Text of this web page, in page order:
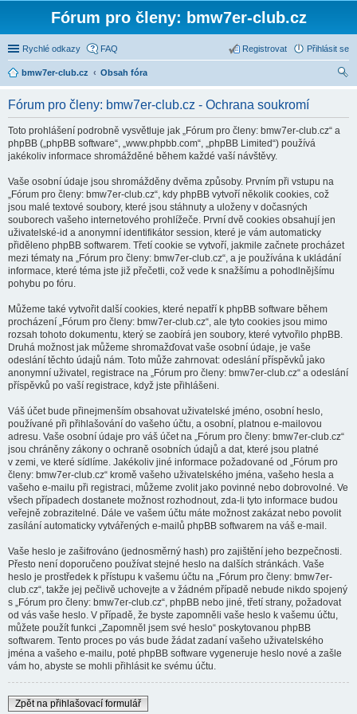
Fórum pro členy: bmw7er-club.cz
Rychlé odkazy FAQ Přihlásit se
Registrovat
bmw7er-club.cz
Obsah fóra
Fórum pro členy: bmw7er-club.cz - Ochrana soukromí
Toto prohlášení podrobně vysvětluje jak „Fórum pro členy: bmw7er-club.cz“ a
phpBB („phpBB software“, „www.phpbb.com“, „phpBB Limited“) používá
jakékoliv informace shromážděné během každé vaší návštěvy.
Vaše osobní údaje jsou shromážděny dvěma způsoby. Prvním při vstupu na
„Fórum pro členy: bmw7er-club.cz“, kdy phpBB vytvoří několik cookies, což
jsou malé textové soubory, které jsou stáhnuty a uloženy v dočasných
souborech vašeho internetového prohlížeče. První dvě cookies obsahují jen
uživatelské-id a anonymní identifikátor session, které je vám automaticky
přiděleno phpBB softwarem. Třetí cookie se vytvoří, jakmile začnete procházet
mezi tématy na „Fórum pro členy: bmw7er-club.cz“, a je používána k ukládání
informace, které téma jste již přečetli, což vede k snažšímu a pohodlnějšímu
pohybu po fóru.
Můžeme také vytvořit další cookies, které nepatří k phpBB software během
procházení „Fórum pro členy: bmw7er-club.cz“, ale tyto cookies jsou mimo
rozsah tohoto dokumentu, který se zaobírá jen soubory, které vytvořilo phpBB.
Druhá možnost jak můžeme shromažďovat vaše osobní údaje, je vaše
odeslání těchto údajů nám. Toto může zahrnovat: odeslání příspěvků jako
anonymní uživatel, registrace na „Fórum pro členy: bmw7er-club.cz“ a odeslání
příspěvků po vaší registrace, když jste přihlášeni.
Váš účet bude přinejmenším obsahovat uživatelské jméno, osobní heslo,
používané při přihlašování do vašeho účtu, a osobní, platnou e-mailovou
adresu. Vaše osobní údaje pro váš účet na „Fórum pro členy: bmw7er-club.cz“
jsou chráněny zákony o ochraně osobních údajů a dat, které jsou platné
v zemi, ve které sídlíme. Jakékoliv jiné informace požadované od „Fórum pro
členy: bmw7er-club.cz“ kromě vašeho uživatelského jména, vašeho hesla a
vašeho e-mailu při registraci, můžeme zvolit jako povinné nebo dobrovolné. Ve
všech případech dostanete možnost rozhodnout, zda-li tyto informace budou
veřejně zobrazitelné. Dále ve vašem účtu máte možnost zakázat nebo povolit
zasílání automaticky vytvářených e-mailů phpBB softwarem na váš e-mail.
Vaše heslo je zašifrováno (jednosměrný hash) pro zajištění jeho bezpečnosti.
Přesto není doporučeno používat stejné heslo na dalších stránkách. Vaše
heslo je prostředek k přístupu k vašemu účtu na „Fórum pro členy: bmw7er-
club.cz“, takže jej pečlivě uchovejte a v žádném případě nebude nikdo spojený
s „Fórum pro členy: bmw7er-club.cz“, phpBB nebo jiné, třetí strany, požadovat
od vás vaše heslo. V případě, že byste zapomněli vaše heslo k vašemu účtu,
můžete použít funkci „Zapomněl jsem své heslo“ poskytovanou phpBB
softwarem. Tento proces po vás bude žádat zadaní vašeho uživatelského
jména a vašeho e-mailu, poté phpBB software vygeneruje heslo nové a zašle
vám ho, abyste se mohli přihlásit ke svému účtu.
Zpět na přihlašovací formulář